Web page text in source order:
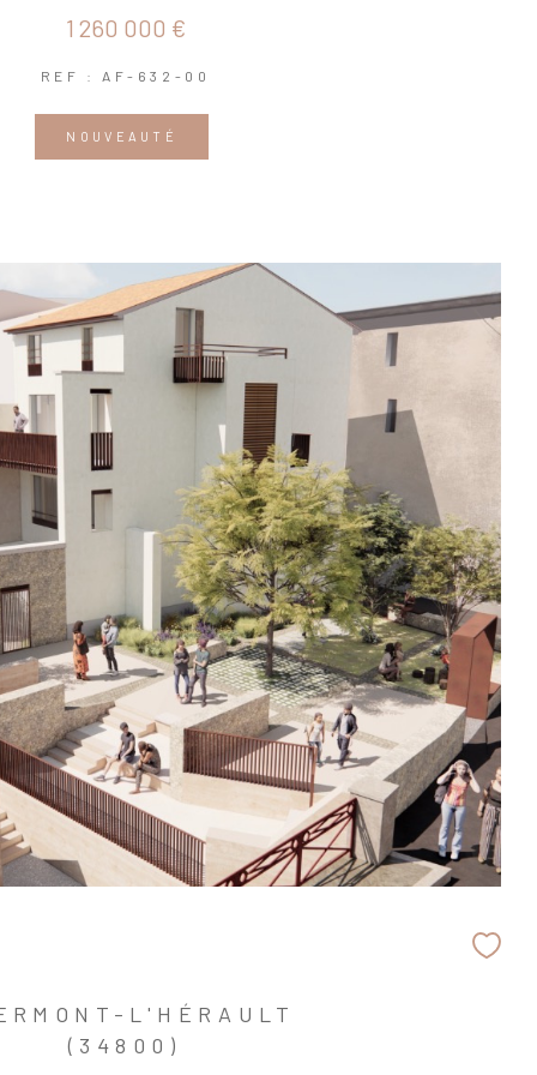
1 260 000 €
REF : AF-632-00
NOUVEAUTÉ
L'HÉRAULT
(34800)